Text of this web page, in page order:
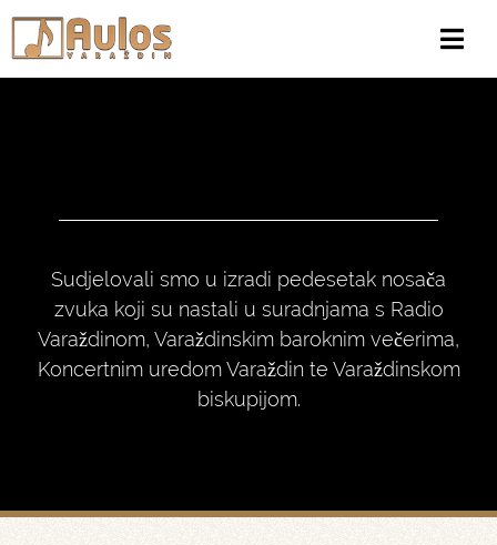
Sudjelovali smo u izradi pedesetak nosača
zvuka koji su nastali u suradnjama s Radio
Varaždinom, Varaždinskim baroknim večerima,
Koncertnim uredom Varaždin te Varaždinskom
biskupijom.